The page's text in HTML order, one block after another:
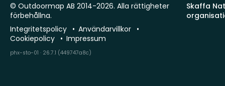
Skaffa
© Outdoormap AB 2014-2026. Alla rättigheter
förbehållna.
Integritetspolicy
Användarvillkor
Cookiepolicy
Impressum
phx-sto-01 · 26.7.1 (449747a8c)